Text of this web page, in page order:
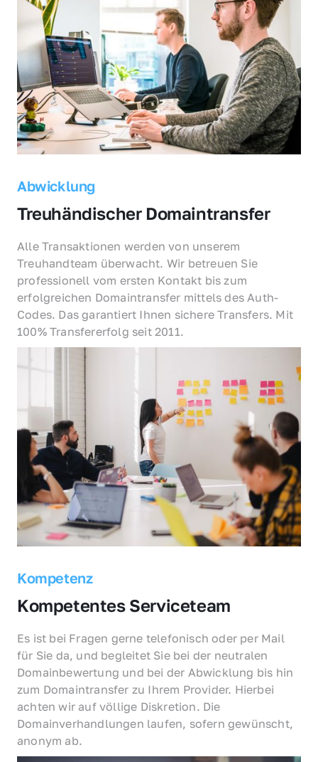
Abwicklung
Treuhändischer Domaintransfer
Alle Transaktionen werden von unserem
Treuhandteam überwacht. Wir betreuen Sie
professionell vom ersten Kontakt bis zum
erfolgreichen Domaintransfer mittels des Auth-
Codes. Das garantiert Ihnen sichere Transfers. Mit
100% Transfererfolg seit 2011.
Kompetenz
Kompetentes Serviceteam
Es ist bei Fragen gerne telefonisch oder per Mail
für Sie da, und begleitet Sie bei der neutralen
Domainbewertung und bei der Abwicklung bis hin
zum Domaintransfer zu Ihrem Provider. Hierbei
achten wir auf völlige Diskretion. Die
Domainverhandlungen laufen, sofern gewünscht,
anonym ab.